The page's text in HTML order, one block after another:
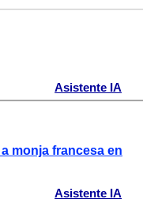
Asistente IA
monja francesa en
Asistente IA